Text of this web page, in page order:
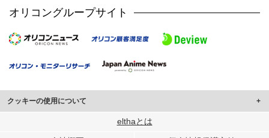
オリコングループサイト
クッキーの使用について
このサイトでは Cookie を使用して、ユーザーに合わせたコンテンツや広告の
elthaとは